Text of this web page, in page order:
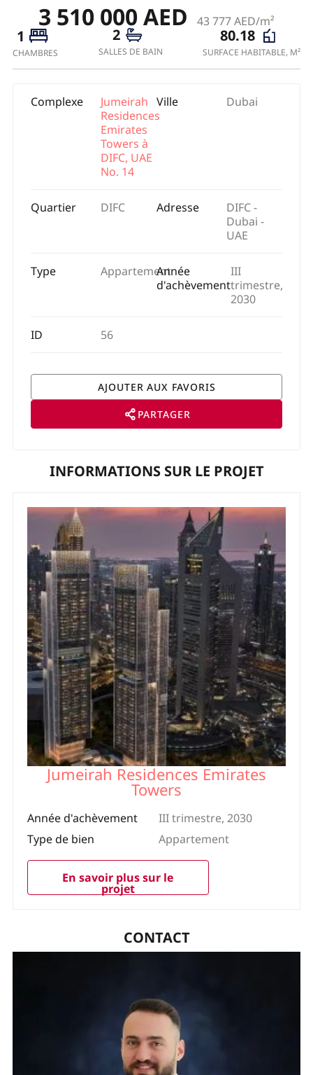
3 510 000 AED 43 777 AED/m²
1
CHAMBRES
2
SALLES DE BAIN
80.18
SURFACE HABITABLE, M²
Complexe
Jumeirah
Residences
Emirates
Towers à
DIFC, UAE
No. 14
Ville Dubai
Quartier DIFC Adresse
DIFC -
Dubai -
UAE
Type AppartementAnnée
d'achèvement
III
trimestre,
2030
ID 56
PARTAGER
INFORMATIONS SUR LE PROJET
Jumeirah Residences Emirates
Towers
Année d'achèvement
III trimestre, 2030
Type de bien
Appartement
En savoir plus sur le
projet
CONTACT